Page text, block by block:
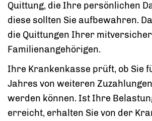
Quittung, die Ihre persönlichen
diese sollten Sie aufbewahren.
die Quittungen Ihrer
Familienangehörigen.
Ihre Krankenkasse prüft, ob Sie
Jahres von weiteren
werden können. Ist Ihre
erreicht, erhalten Sie von der